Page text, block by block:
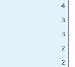
4
3
3
2
2